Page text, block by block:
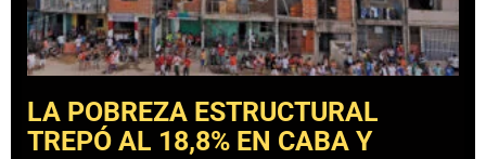
LA POBREZA ESTRUCTURAL
TREPÓ AL 18,8% EN CABA Y